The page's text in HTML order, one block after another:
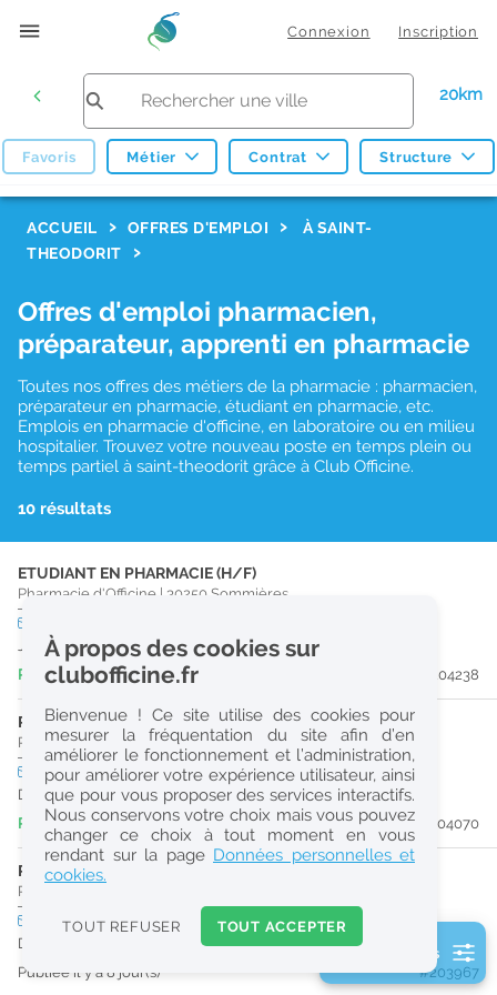
Connexion Inscription
20km
Favoris Métier Contrat Structure
Réinitialiser
2
0
k
Consulter les offres de la France d'outre-mer
ACCUEIL OFFRES D'EMPLOI
À SAINT-
THEODORIT
Offres d'emploi pharmacien,
préparateur, apprenti en pharmacie
Toutes nos offres des métiers de la pharmacie : pharmacien,
préparateur en pharmacie, étudiant en pharmacie, etc.
Emplois en pharmacie d'officine, en laboratoire ou en milieu
hospitalier. Trouvez votre nouveau poste en temps plein ou
temps partiel à saint-theodorit grâce à Club Officine.
10 résultats
ETUDIANT EN PHARMACIE (H/F)
Pharmacie d'Officine | 30250 Sommières
Jusqu'au 02/09/26
Publiée il y a 4 jour(s)
#204238
PRÉPARATEUR EN PHARMACIE (H/F)
Pharmacie d'Officine|30100Alès
CDI temps plein
Dès que possible
Publiée il y a 5 jour(s)
#204070
PHARMACIEN (H/F)
Pharmacie d'Officine
CDItemps partiel
Dès que possible
Publiée il y a 8 jour(s)
#203967
2 filtre(s) actifs
À propos des cookies sur
clubofficine.fr
Bienvenue ! Ce site utilise des cookies pour
mesurer la fréquentation du site afin d’en
améliorer le fonctionnement et l’administration,
pour améliorer votre expérience utilisateur, ainsi
que pour vous proposer des services interactifs.
Nous conservons votre choix mais vous pouvez
changer ce choix à tout moment en vous
rendant sur la page Données personnelles et
cookies.
TOUT REFUSER TOUT ACCEPTER